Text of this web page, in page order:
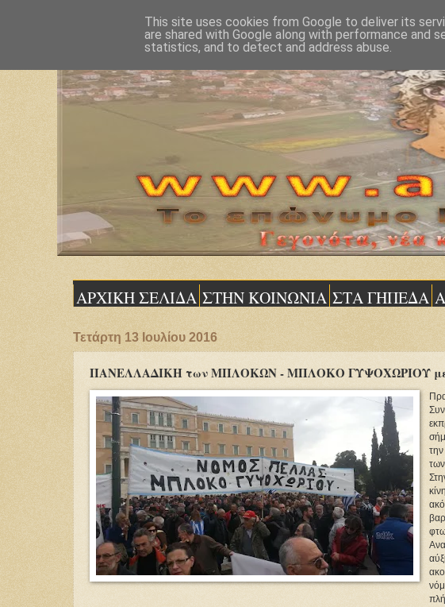
ΑΡΧΙΚΗ ΣΕΛΙΔΑ ΣΤΗΝ ΚΟΙΝΩΝΙΑ ΣΤΑ ΓΗΠΕΔΑ
Τετάρτη 13 Ιουλίου 2016
ΠΑΝΕΛΛΑΔΙΚΗ των ΜΠΛΟΚΩΝ - ΜΠΛΟΚΟ ΓΥΨΟΧΩΡΙΟΥ
των
This site uses cookies from Google to deliver its
are shared with Google along with performance and
statistics, and to detect and address abuse.